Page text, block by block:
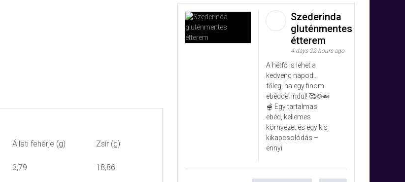
Állati fehérje (g) Zsír (g)
3,79 18,86
Szederinda
gluténmentes
étterem
4 days 22 hours ago
A hétfő is lehet a
kedvenc napod…
főleg, ha egy finom
ebéddel indul! 🥰🥘🍛
🫕 Egy tartalmas
ebéd, kellemes
környezet és egy kis
kikapcsolódás –
ennyi